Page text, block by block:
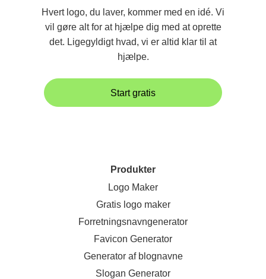
Hvert logo, du laver, kommer med en idé. Vi
vil gøre alt for at hjælpe dig med at oprette
det. Ligegyldigt hvad, vi er altid klar til at
hjælpe.
Start gratis
Produkter
Logo Maker
Gratis logo maker
Forretningsnavngenerator
Favicon Generator
Generator af blognavne
Slogan Generator